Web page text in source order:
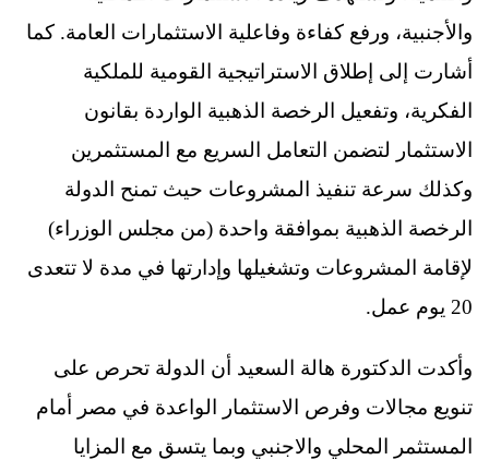
والأجنبية، ورفع كفاءة وفاعلية الاستثمارات العامة. كما
أشارت إلى إطلاق الاستراتيجية القومية للملكية
الفكرية، وتفعيل الرخصة الذهبية الواردة بقانون
الاستثمار لتضمن التعامل السريع مع المستثمرين
وكذلك سرعة تنفيذ المشروعات حيث تمنح الدولة
الرخصة الذهبية بموافقة واحدة (من مجلس الوزراء)
لإقامة المشروعات وتشغيلها وإدارتها في مدة لا تتعدى
20 يوم عمل.
وأكدت الدكتورة هالة السعيد أن الدولة تحرص على
تنويع مجالات وفرص الاستثمار الواعدة في مصر أمام
المستثمر المحلي والاجنبي وبما يتسق مع المزايا